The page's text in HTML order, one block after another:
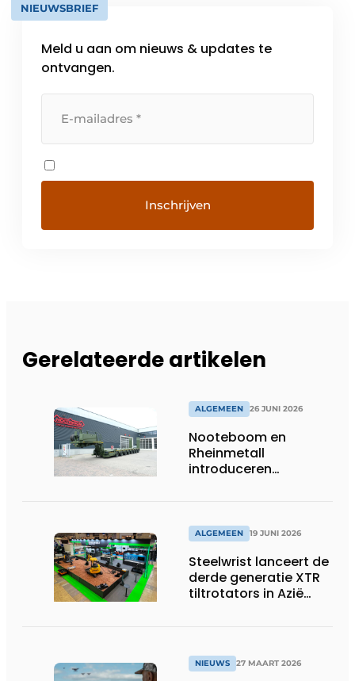
NIEUWSBRIEF
Meld u aan om nieuws & updates te
ontvangen.
Gerelateerde artikelen
ALGEMEEN 26 JUNI 2026
Nooteboom en
Rheinmetall
introduceren
ALGEMEEN 19 JUNI 2026
Steelwrist lanceert de
derde generatie XTR
tiltrotators in Azië
NIEUWS 27 MAART 2026